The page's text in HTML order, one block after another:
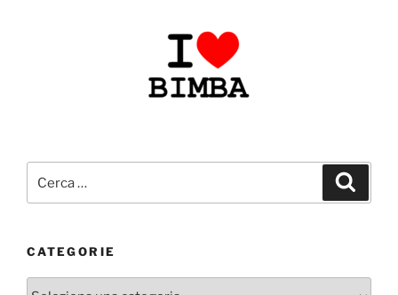
CATEGORIE
Categorie